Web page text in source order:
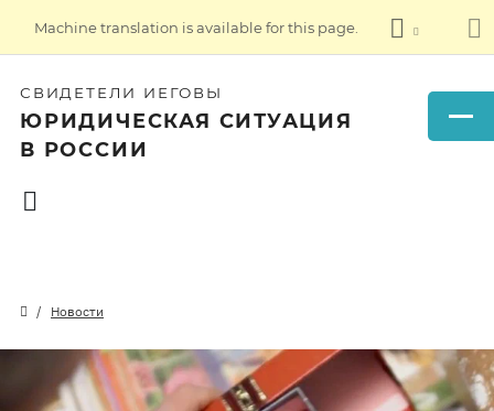
Machine translation is available for this page.
СВИДЕТЕЛИ ИЕГОВЫ
ЮРИДИЧЕСКАЯ СИТУАЦИЯ
В РОССИИ
Новости